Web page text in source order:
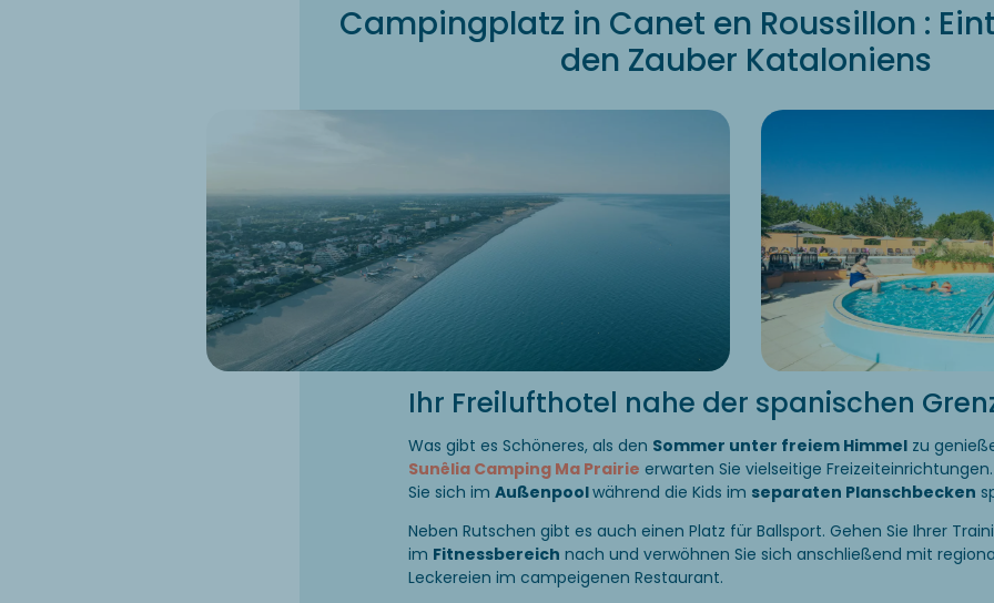
Campingplatz in Canet en Roussillon :
den Zauber Kataloniens
Ihr Freilufthotel nahe der spanischen
Was gibt es Schöneres, als den Sommer unter freiem Himmel zu
Sunêlia Camping Ma Prairie erwarten Sie vielseitige
Sie sich im Außenpoolwährend die Kids im separaten Planschbecken
Neben Rutschen gibt es auch einen Platz für Ballsport. Gehen Sie Ihrer
im Fitnessbereich nach und verwöhnen Sie sich anschließend mit
Leckereien im campeigenen Restaurant.